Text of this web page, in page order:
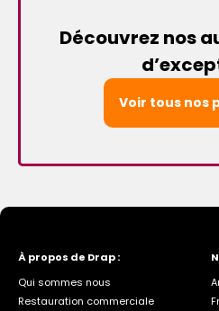
Découvrez nos
Voir tous nos
À propos de Drap :
Qui sommes nous
Restauration commerciale